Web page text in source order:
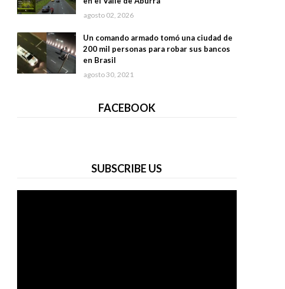
agosto 02, 2026
Un comando armado tomó una ciudad de
200 mil personas para robar sus bancos
en Brasil
agosto 30, 2021
FACEBOOK
SUBSCRIBE US